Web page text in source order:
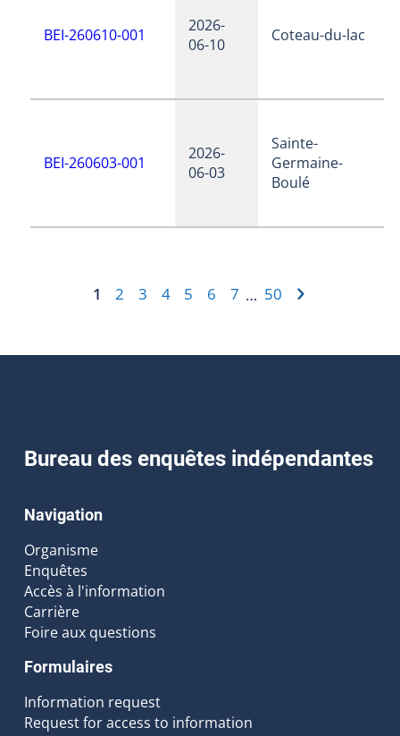
BEI-260610-001
2026-
06-10
Coteau-du-lac
BEI-260603-001
2026-
06-03
Sainte-
Germaine-
Boulé
1 2 3 4 5 6 7 … 50
Bureau des enquêtes indépendantes
Navigation
Organisme
Enquêtes
Accès à l'information
Carrière
Foire aux questions
Formulaires
Information request
Request for access to information